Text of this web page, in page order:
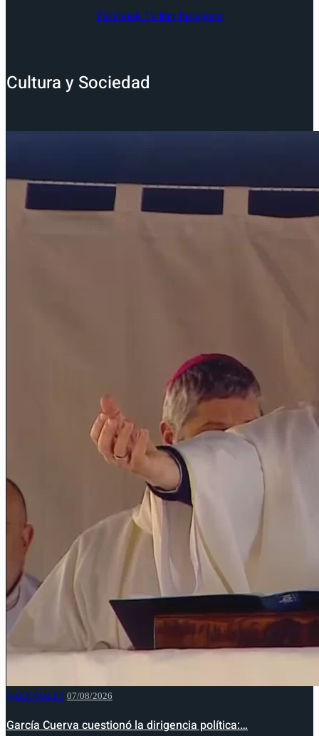
Facebook Twitter Instagram
Cultura y Sociedad
NACIONALES 07/08/2026
García Cuerva cuestionó la dirigencia política:…